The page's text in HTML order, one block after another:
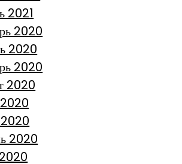
2021
2020
2020
2020
2020
2020